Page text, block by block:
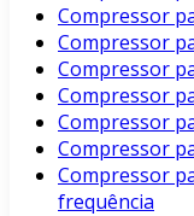
Compressor
Compressor
Compressor
Compressor
Compressor
Compressor
Compressor
frequência